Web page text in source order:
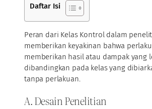
Daftar Isi
Peran dari Kelas Kontrol dalam
memberikan keyakinan bahwa
memberikan hasil atau dampak yang
dibandingkan pada kelas yang
tanpa perlakuan.
A. Desain Penelitian